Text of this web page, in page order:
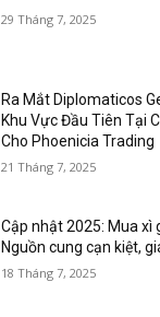
29 Tháng 7, 2025
Ra Mắt Diplomaticos
Khu Vực Đầu Tiên Tại
Cho Phoenicia Trading
21 Tháng 7, 2025
Cập nhật 2025: Mua xì
Nguồn cung cạn kiệt,
18 Tháng 7, 2025